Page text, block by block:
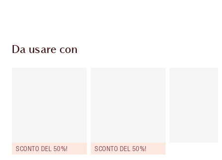
Da usare con
SCONTO DEL 50%! SCONTO DEL 50%!